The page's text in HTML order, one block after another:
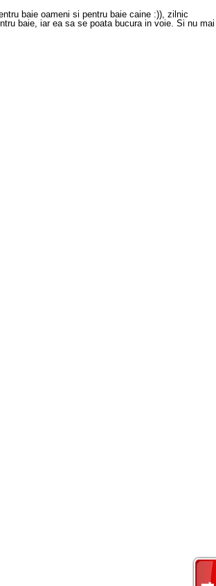
baie oameni si pentru baie caine :)), zilnic
baie, iar ea sa se poata bucura in voie. Si nu mai